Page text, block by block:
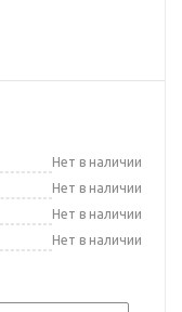
Нет в наличии
Нет в наличии
Нет в наличии
Нет в наличии